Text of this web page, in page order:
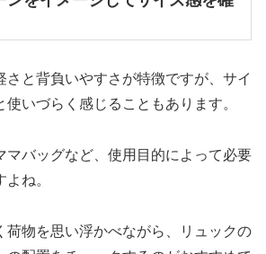
さと背負いやすさが特徴ですが、サイ
使いづらく感じることもあります。
マバッグなど、使用目的によって必要
ね。
荷物を思い浮かべながら、リュックの